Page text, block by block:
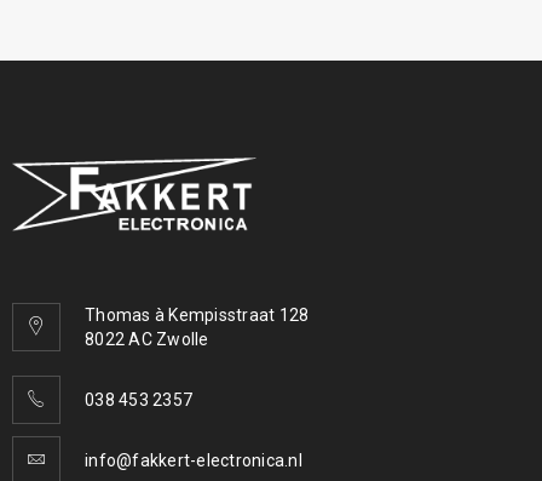
Thomas à Kempisstraat 128
8022 AC Zwolle
038 453 2357
info@fakkert-electronica.nl